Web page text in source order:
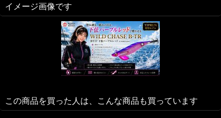
イメージ画像です
この商品を買った人は、こんな商品も買っています